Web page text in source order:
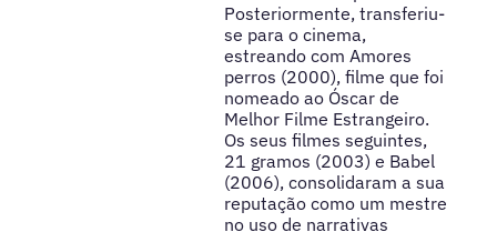
Posteriormente, transferiu-
se para o cinema,
estreando com Amores
perros (2000), filme que foi
nomeado ao Óscar de
Melhor Filme Estrangeiro.
Os seus filmes seguintes,
21 gramos (2003) e Babel
(2006), consolidaram a sua
reputação como um mestre
no uso de narrativas